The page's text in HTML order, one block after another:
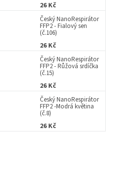
26 Kč
Český NanoRespirátor
FFP2 - Fialový sen
(č.106)
26 Kč
Český NanoRespirátor
FFP2 - Růžová srdíčka
(č.15)
26 Kč
Český NanoRespirátor
FFP2 -Modrá květina
(č.8)
26 Kč